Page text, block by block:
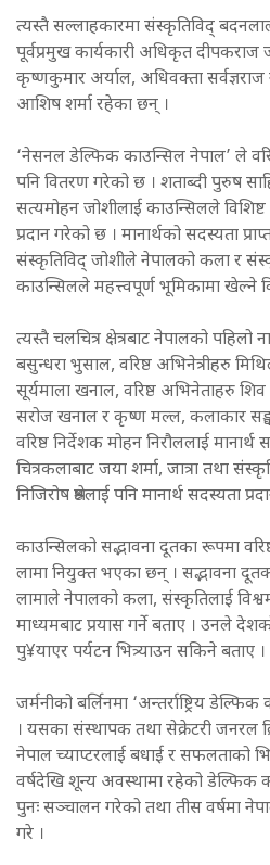
त्यस्तै सल्लाहकारमा संस्कृतिविद्
पूर्वप्रमुख कार्यकारी अधिकृत दीपकराज
कृष्णकुमार अर्याल, अधिवक्ता सर्वज्ञराज
आशिष शर्मा रहेका छन् ।
‘नेसनल डेल्फिक काउन्सिल नेपाल’ ले
पनि वितरण गरेको छ । शताब्दी पुरुष
सत्यमोहन जोशीलाई काउन्सिलले विशिष्ट
प्रदान गरेको छ । मानार्थको सदस्यता
संस्कृतिविद् जोशीले नेपालको कला र
काउन्सिलले महत्त्वपूर्ण भूमिकामा खेल्ने
त्यस्तै चलचित्र क्षेत्रबाट नेपालको पहिलो
बसुन्धरा भुसाल, वरिष्ठ अभिनेत्रीहरु
सूर्यमाला खनाल, वरिष्ठ अभिनेताहरु शिव
सरोज खनाल र कृष्ण मल्ल, कलाकार
वरिष्ठ निर्देशक मोहन निरौललाई मानार्थ
चित्रकलाबाट जया शर्मा, जात्रा तथा
निजिरोष श्रेष्ठलाई पनि मानार्थ सदस्यता
काउन्सिलको सद्भावना दूतका रूपमा
लामा नियुक्त भएका छन् । सद्भावना
लामाले नेपालको कला, संस्कृतिलाई
माध्यमबाट प्रयास गर्ने बताए । उनले
पु¥याएर पर्यटन भित्र्याउन सकिने बताए ।
जर्मनीको बर्लिनमा ‘अन्तर्राष्ट्रिय
। यसका संस्थापक तथा सेक्रेटरी जनरल
नेपाल च्याप्टरलाई बधाई र सफलताको
वर्षदेखि शून्य अवस्थामा रहेको डेल्फिक
पुनः सञ्चालन गरेको तथा तीस वर्षमा
गरे ।